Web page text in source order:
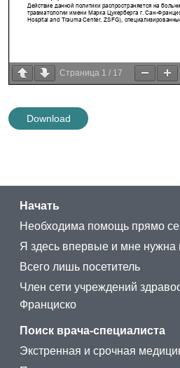
Страница 1 / 17
Download
Начать
Необходима помощь прямо
Я здесь впервые и мне
Всего лишь посетитель
Член сети учреждений
Франциско
Поиск врача-специалиста
Экстренная и срочная